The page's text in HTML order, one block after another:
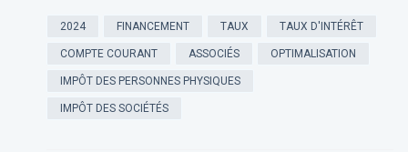
2024 FINANCEMENT TAUX TAUX D'INTÉRÊT
COMPTE COURANT ASSOCIÉS OPTIMALISATION
IMPÔT DES PERSONNES PHYSIQUES
IMPÔT DES SOCIÉTÉS